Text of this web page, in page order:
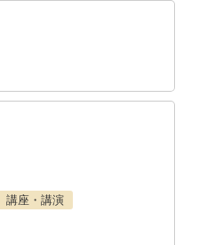
講座・講演